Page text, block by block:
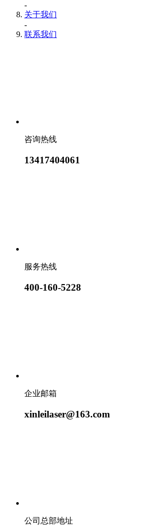
-
关于我们
-
联系我们
咨询热线
13417404061
服务热线
400-160-5228
企业邮箱
xinleilaser@163.com
公司总部地址